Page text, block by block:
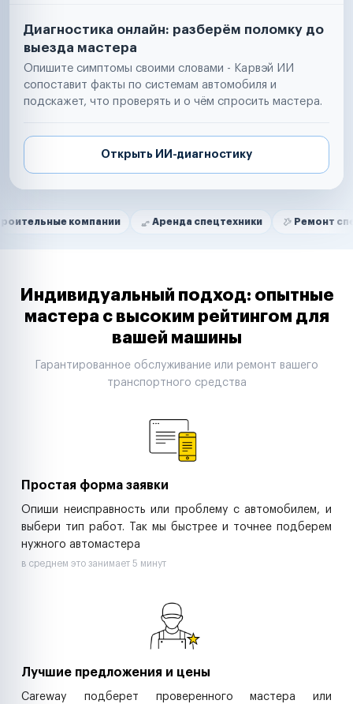
Диагностика онлайн: разберём поломку до
выезда мастера
Опишите симптомы своими словами - Карвэй ИИ
сопоставит факты по системам автомобиля и
подскажет, что проверять и о чём спросить мастера.
Открыть ИИ-диагностику
Нам доверяют
компании Аренда спецтехники Ремонт спецтехники
Маркетплейсы
Таксопарки
Автодилеры
Строительные компании
Аренда спецтехники
Индивидуальный подход: опытные
мастера с высоким рейтингом для
вашей машины
Гарантированное обслуживание или ремонт вашего
транспортного средства
Простая форма заявки
Опиши неисправность или проблему с автомобилем, и
выбери тип работ. Так мы быстрее и точнее подберем
нужного автомастера
в среднем это занимает 5 минут
Лучшие предложения и цены
Careway подберет проверенного мастера или